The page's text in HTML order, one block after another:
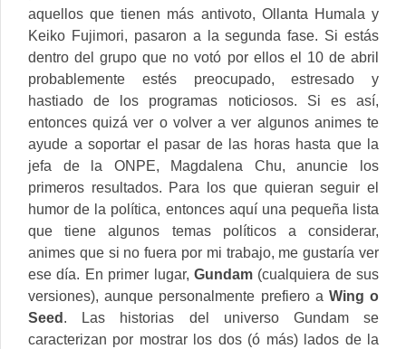
aquellos que tienen más antivoto, Ollanta Humala y
Keiko Fujimori, pasaron a la segunda fase. Si estás
dentro del grupo que no votó por ellos el 10 de abril
probablemente estés preocupado, estresado y
hastiado de los programas noticiosos. Si es así,
entonces quizá ver o volver a ver algunos animes te
ayude a soportar el pasar de las horas hasta que la
jefa de la ONPE, Magdalena Chu, anuncie los
primeros resultados. Para los que quieran seguir el
humor de la política, entonces aquí una pequeña lista
que tiene algunos temas políticos a considerar,
animes que si no fuera por mi trabajo, me gustaría ver
ese día. En primer lugar, Gundam (cualquiera de sus
versiones), aunque personalmente prefiero a Wing o
Seed . Las historias del universo Gundam se
caracterizan por mostrar los dos (ó más) lados de la